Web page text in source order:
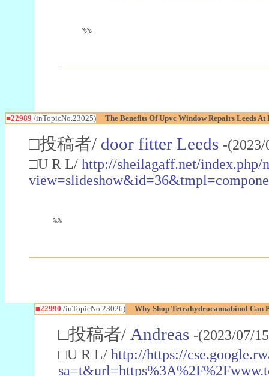
%%
■22989 /inTopicNo.23025) The Benefits Of Upvc Window Repairs Leeds
□投稿者/ door fitter Leeds -
□U R L/ http://sheilagaff.net/index.php/
%%
■22990 /inTopicNo.23026) Why Shop Tetrahydrocannabinol Can
□投稿者/ Andreas -(2023/07/
□U R L/ http://https://